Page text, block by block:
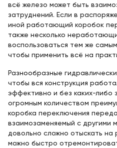
всё железо может быть
затруднений. Если в
иной работающий коробок
также несколько
воспользоваться тем же
чтобы применить всё на
Разнообразные
чтобы вся конструкция
эффективно и без каких-либо
огромным количеством
коробка переключения
взаимозаменяемый с другими
довольно сложно отыскать на
можно быстро